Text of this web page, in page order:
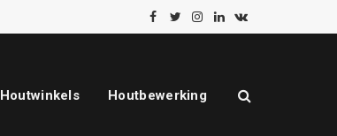
Facebook
TwitterInstagram
LinkedInVKontakte
Houtwinkels Houtbewerking